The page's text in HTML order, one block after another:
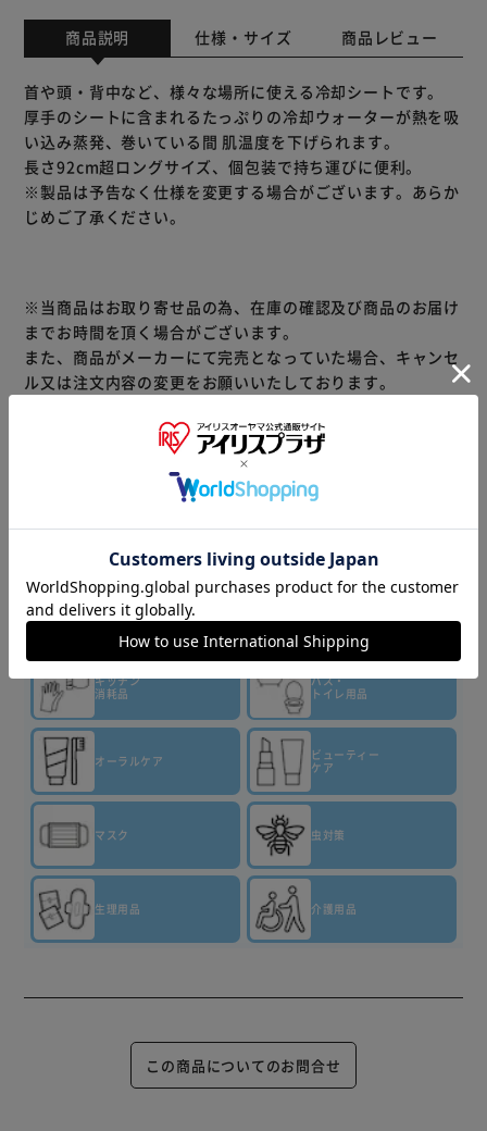
商品説明 仕様・サイズ 商品レビュー
首や頭・背中など、様々な場所に使える冷却シートです。
厚手のシートに含まれるたっぷりの冷却ウォーターが熱を吸
い込み蒸発、巻いている間 肌温度を下げられます。
長さ92cm超ロングサイズ、個包装で持ち運びに便利。
※製品は予告なく仕様を変更する場合がございます。あらか
じめご了承ください。
※当商品はお取り寄せ品の為、在庫の確認及び商品のお届け
までお時間を頂く場合がございます。
また、商品がメーカーにて完売となっていた場合、キャンセ
ル又は注文内容の変更をお願いいたしております。
商品はアイリスプラザがセレクトしたオススメ商品です。
▼その他 商品はこちら▼
ティッシュ・
トイレット
ペーパー
キッチン
消耗品
バス・
トイレ用品
オーラルケア
ビューティー
ケア
マスク 虫対策
生理用品 介護用品
この商品についてのお問合せ